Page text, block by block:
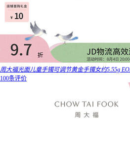
周大福光面儿童手镯可调节黄金手镯女约5.55g
100条评价